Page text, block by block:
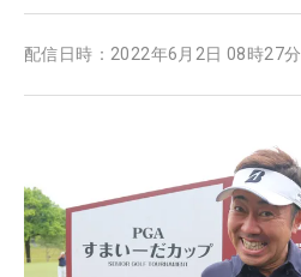
配信日時： 2022年6月2日 08時27分